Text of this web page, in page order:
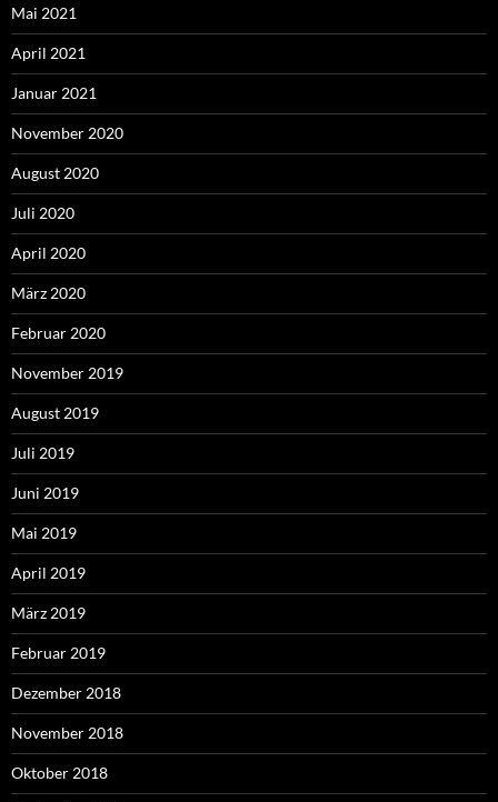
Mai 2021
April 2021
Januar 2021
November 2020
August 2020
Juli 2020
April 2020
März 2020
Februar 2020
November 2019
August 2019
Juli 2019
Juni 2019
Mai 2019
April 2019
März 2019
Februar 2019
Dezember 2018
November 2018
Oktober 2018